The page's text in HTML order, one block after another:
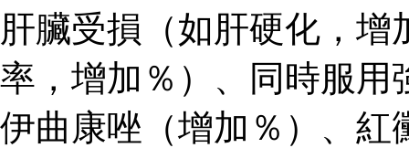
肝臟受損（如肝硬化，
率，增加％）、同時服用
伊曲康唑（增加％）、紅